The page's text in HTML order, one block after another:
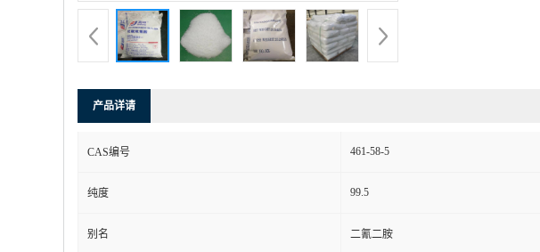
产品详请
CAS编号 461-58-5
纯度 99.5
别名 二氰二胺